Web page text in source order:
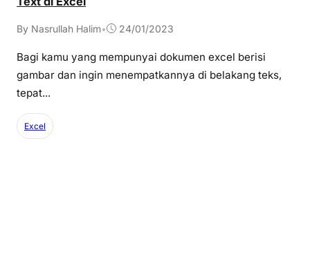
By Nasrullah Halim• 24/01/2023
Bagi kamu yang mempunyai dokumen excel berisi
gambar dan ingin menempatkannya di belakang teks,
tepat...
Excel